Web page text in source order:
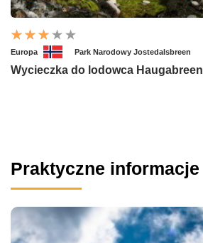
Europa Park Narodowy Jostedalsbreen
Wycieczka do lodowca Haugabreen
Praktyczne informacje